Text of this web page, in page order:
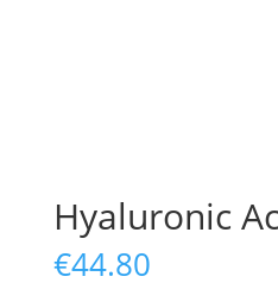
Hyaluronic
€44.80